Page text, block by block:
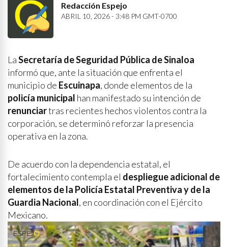
Redacción Espejo
ABRIL 10, 2026 - 3:48 PM GMT-0700
LaSecretaría de Seguridad Pública de Sinaloa
informó que, ante la situación que enfrenta el
municipio de Escuinapa, donde elementos de la
policía municipal han manifestado su intención de
renunciartras recientes hechos violentos contra la
corporación, se determinó reforzar la presencia
operativa en la zona.
De acuerdo con la dependencia estatal, el
fortalecimiento contempla el despliegue adicional de
elementos de la Policía Estatal Preventiva y de la
Guardia Nacional, en coordinación con el Ejército
Mexicano.